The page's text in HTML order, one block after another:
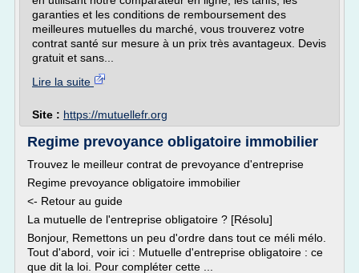
garanties et les conditions de remboursement des
meilleures mutuelles du marché, vous trouverez votre
contrat santé sur mesure à un prix très avantageux. Devis
gratuit et sans...
Lire la suite
Site : https://mutuellefr.org
Regime prevoyance obligatoire immobilier
Trouvez le meilleur contrat de prevoyance d'entreprise
Regime prevoyance obligatoire immobilier
<- Retour au guide
La mutuelle de l'entreprise obligatoire ? [Résolu]
Bonjour, Remettons un peu d'ordre dans tout ce méli mélo.
Tout d'abord, voir ici : Mutuelle d'entreprise obligatoire : ce
que dit la loi. Pour compléter cette ...